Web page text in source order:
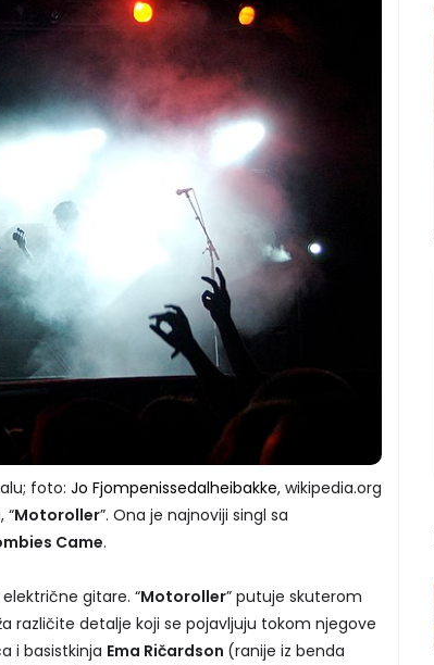
foto: Jo Fjompenissedalheibakke, wikipedia.org
“Motoroller”. Ona je najnoviji singl sa
Came.
gitare. “Motoroller” putuje skuterom
različite detalje koji se pojavljuju tokom njegove
i basistkinja Ema Ričardson (ranije iz benda